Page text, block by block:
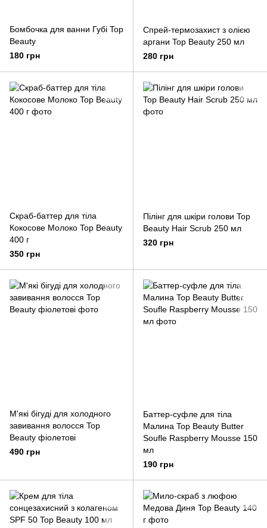
Бомбочка для ванни Губі Top
Beauty
180 грн
Спрей-термозахист з олією
аргани Top Beauty 250 мл
280 грн
Скраб-баттер для тіла
Кокосове Молоко Top Beauty
400 г
350 грн
Пілінг для шкіри голови Top
Beauty Hair Scrub 250 мл
320 грн
М'які бігуді для холодного
завивання волосся Top
Beauty фіолетові
490 грн
Баттер-суфле для тіла
Малина Top Beauty Butter
Soufle Raspberry Mousse 150
мл
190 грн